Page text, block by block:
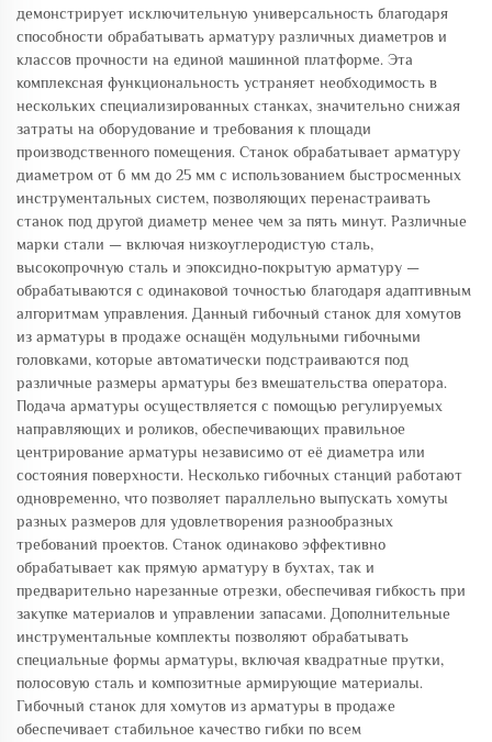
демонстрирует исключительную универсальность благодаря
способности обрабатывать арматуру различных диаметров и
классов прочности на единой машинной платформе. Эта
комплексная функциональность устраняет необходимость в
нескольких специализированных станках, значительно снижая
затраты на оборудование и требования к площади
производственного помещения. Станок обрабатывает арматуру
диаметром от 6 мм до 25 мм с использованием быстросменных
инструментальных систем, позволяющих перенастраивать
станок под другой диаметр менее чем за пять минут. Различные
марки стали — включая низкоуглеродистую сталь,
высокопрочную сталь и эпоксидно-покрытую арматуру —
обрабатываются с одинаковой точностью благодаря адаптивным
алгоритмам управления. Данный гибочный станок для хомутов
из арматуры в продаже оснащён модульными гибочными
головками, которые автоматически подстраиваются под
различные размеры арматуры без вмешательства оператора.
Подача арматуры осуществляется с помощью регулируемых
направляющих и роликов, обеспечивающих правильное
центрирование арматуры независимо от её диаметра или
состояния поверхности. Несколько гибочных станций работают
одновременно, что позволяет параллельно выпускать хомуты
разных размеров для удовлетворения разнообразных
требований проектов. Станок одинаково эффективно
обрабатывает как прямую арматуру в бухтах, так и
предварительно нарезанные отрезки, обеспечивая гибкость при
закупке материалов и управлении запасами. Дополнительные
инструментальные комплекты позволяют обрабатывать
специальные формы арматуры, включая квадратные прутки,
полосовую сталь и композитные армирующие материалы.
Гибочный станок для хомутов из арматуры в продаже
обеспечивает стабильное качество гибки по всем